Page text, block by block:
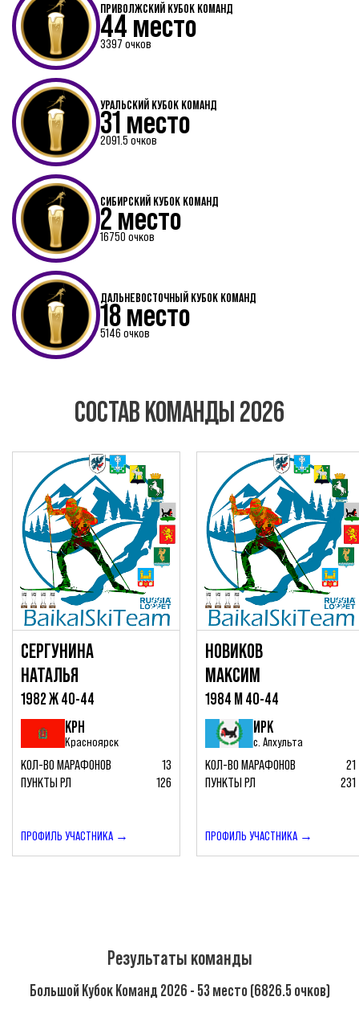
ПРИВОЛЖСКИЙ КУБОК КОМАНД
44 место
3397 очков
УРАЛЬСКИЙ КУБОК КОМАНД
31 место
2091.5 очков
СИБИРСКИЙ КУБОК КОМАНД
2 место
16750 очков
ДАЛЬНЕВОСТОЧНЫЙ КУБОК КОМАНД
18 место
5146 очков
СОСТАВ КОМАНДЫ 2026
СЕРГУНИНА
НАТАЛЬЯ
1982 Ж 40-44
КРН
Красноярск
КОЛ-ВО МАРАФОНОВ
13
ПУНКТЫ РЛ
126
ПРОФИЛЬ УЧАСТНИКА →
НОВИКОВ
МАКСИМ
1984 М 40-44
ИРК
c. Апхульта
КОЛ-ВО МАРАФОНОВ
21
ПУНКТЫ РЛ
231
ПРОФИЛЬ УЧАСТНИКА →
Результаты команды
Большой Кубок Команд 2026 - 53 место (6826.5 очков)